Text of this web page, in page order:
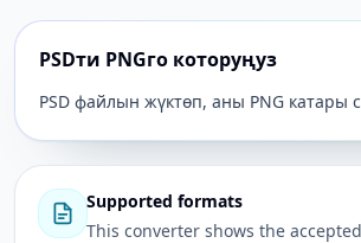
PSDти PNGго которуңуз
PSD файлын жүктөп, аны PNG катары
Supported formats
This converter shows the